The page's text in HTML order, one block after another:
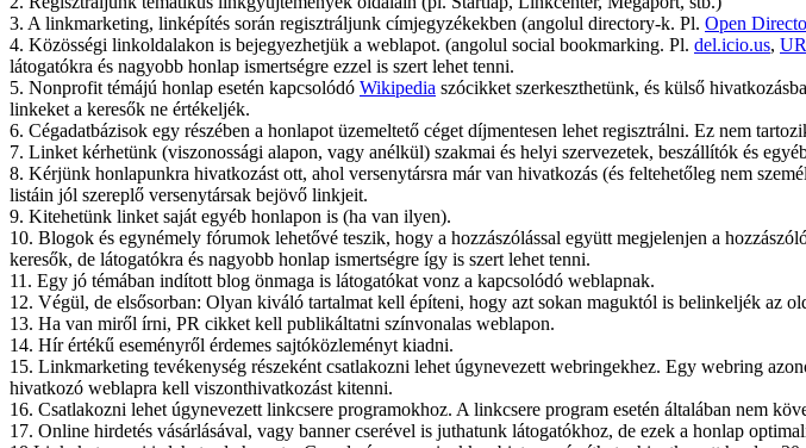
3. A linkmarketing, linképítés során regisztráljunk címjegyzékekben (angolul directory-k. Pl. Open
4. Közösségi linkoldalakon is bejegyezhetjük a weblapot. (angolul social bookmarking. Pl. del.icio.us,
látogatókra és nagyobb honlap ismertségre ezzel is szert lehet tenni.
5. Nonprofit témájú honlap esetén kapcsolódó Wikipedia szócikket szerkeszthetünk, és külső
linkeket a keresők ne értékeljék.
6. Cégadatbázisok egy részében a honlapot üzemeltető céget díjmentesen lehet regisztrálni. Ez nem
7. Linket kérhetünk (viszonossági alapon, vagy anélkül) szakmai és helyi szervezetek, beszállítók és
8. Kérjünk honlapunkra hivatkozást ott, ahol versenytársra már van hivatkozás (és feltehetőleg nem
listáin jól szereplő versenytársak bejövő linkjeit.
9. Kitehetünk linket saját egyéb honlapon is (ha van ilyen).
10. Blogok és egynémely fórumok lehetővé teszik, hogy a hozzászólással együtt megjelenjen a
keresők, de látogatókra és nagyobb honlap ismertségre így is szert lehet tenni.
11. Egy jó témában indított blog önmaga is látogatókat vonz a kapcsolódó weblapnak.
12. Végül, de elsősorban: Olyan kiváló tartalmat kell építeni, hogy azt sokan maguktól is belinkeljék az
13. Ha van miről írni, PR cikket kell publikáltatni színvonalas weblapon.
14. Hír értékű eseményről érdemes sajtóközleményt kiadni.
15. Linkmarketing tevékenység részeként csatlakozni lehet úgynevezett webringekhez. Egy webring
hivatkozó weblapra kell viszonthivatkozást kitenni.
16. Csatlakozni lehet úgynevezett linkcsere programokhoz. A linkcsere program esetén általában nem
17. Online hirdetés vásárlásával, vagy banner cserével is juthatunk látogatókhoz, de ezek a honlap